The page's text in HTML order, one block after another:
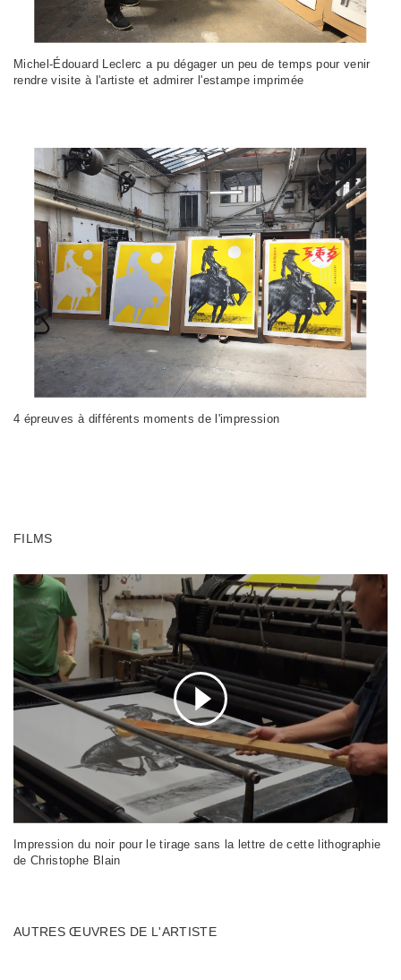
Michel-Édouard Leclerc a pu dégager un peu de temps pour venir
rendre visite à l'artiste et admirer l'estampe imprimée
4 épreuves à différents moments de l'impression
FILMS
Impression du noir pour le tirage sans la lettre de cette lithographie
de Christophe Blain
AUTRES ŒUVRES DE L'ARTISTE